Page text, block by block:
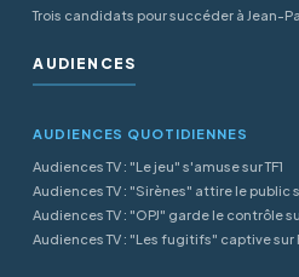
Trois candidats pour succéder à Jean-
AUDIENCES
AUDIENCES QUOTIDIENNES
Audiences TV : "Le jeu" s'amuse sur TF1
Audiences TV : "Sirènes" attire le public
Audiences TV : "OPJ" garde le contrôle
Audiences TV : "Les fugitifs" captive sur